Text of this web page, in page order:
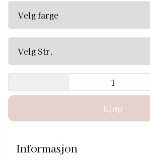
kan du enkelt minimere tiden som
Mikroklimaet er effektivt bevart
som garanterer raskere oppvarming
forblir fleksibelt og komfortabelt. Shorts med
badstueeffekt er laget av 100 %
trening og aerobic.
-
Informasjon